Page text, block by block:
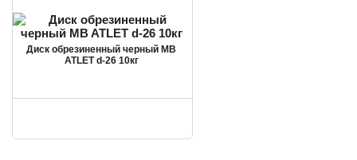
Диск обрезиненный черный MB
ATLET d-26 10кг